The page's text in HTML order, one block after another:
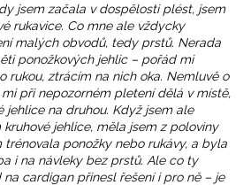
jsem začala v dospělosti plést, jsem
rukavice. Co mne ale vždycky
malých obvodů, tedy prstů. Nerada
ponožkových jehlic – pořád mi
rukou, ztrácím na nich oka. Nemluvě o
při nepozorném pletení dělá v místě,
jehlice na druhou. Když jsem ale
jehlice, měla jsem z poloviny
trénovala ponožky nebo rukávy, a byla
i na návleky bez prstů. Ale co ty
cardigan přinesl řešení i pro ně – je